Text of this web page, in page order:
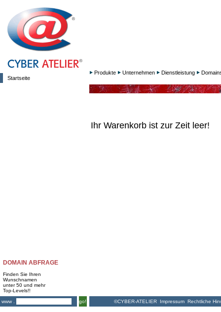
Startseite
DOMAIN ABFRAGE
Finden Sie Ihren
Wunschnamen
unter 50 und mehr
Top-Levels!!
www .
go!
Produkte Unternehmen Dienstleistung
Ihr Warenkorb ist zur Zeit leer!
©CYBER-ATELIER Impressum Rechtliche